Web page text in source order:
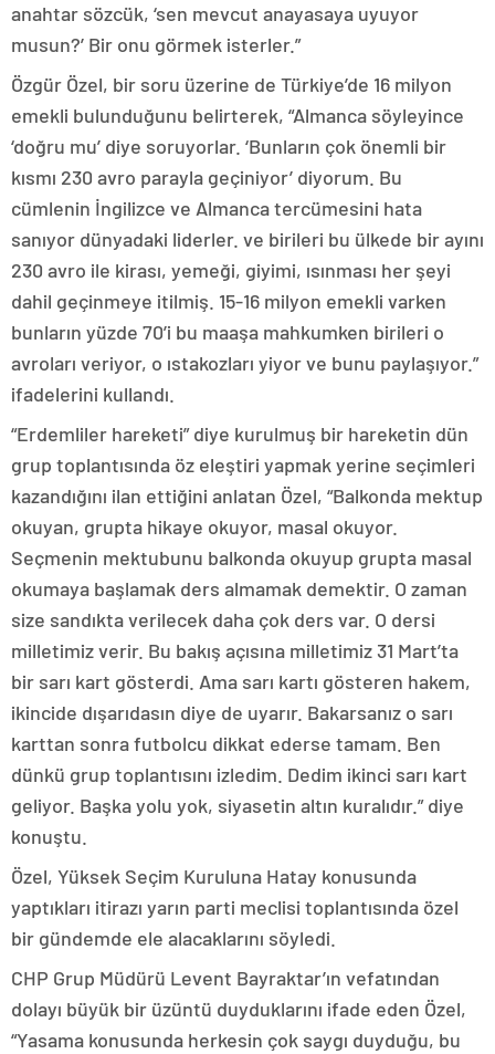
anahtar sözcük, ‘sen mevcut anayasaya uyuyor
musun?’ Bir onu görmek isterler.”
Özgür Özel, bir soru üzerine de Türkiye’de 16 milyon
emekli bulunduğunu belirterek, “Almanca söyleyince
‘doğru mu’ diye soruyorlar. ‘Bunların çok önemli bir
kısmı 230 avro parayla geçiniyor’ diyorum. Bu
cümlenin İngilizce ve Almanca tercümesini hata
sanıyor dünyadaki liderler. ve birileri bu ülkede bir ayını
230 avro ile kirası, yemeği, giyimi, ısınması her şeyi
dahil geçinmeye itilmiş. 15-16 milyon emekli varken
bunların yüzde 70’i bu maaşa mahkumken birileri o
avroları veriyor, o ıstakozları yiyor ve bunu paylaşıyor.”
ifadelerini kullandı.
“Erdemliler hareketi” diye kurulmuş bir hareketin dün
grup toplantısında öz eleştiri yapmak yerine seçimleri
kazandığını ilan ettiğini anlatan Özel, “Balkonda mektup
okuyan, grupta hikaye okuyor, masal okuyor.
Seçmenin mektubunu balkonda okuyup grupta masal
okumaya başlamak ders almamak demektir. O zaman
size sandıkta verilecek daha çok ders var. O dersi
milletimiz verir. Bu bakış açısına milletimiz 31 Mart’ta
bir sarı kart gösterdi. Ama sarı kartı gösteren hakem,
ikincide dışarıdasın diye de uyarır. Bakarsanız o sarı
karttan sonra futbolcu dikkat ederse tamam. Ben
dünkü grup toplantısını izledim. Dedim ikinci sarı kart
geliyor. Başka yolu yok, siyasetin altın kuralıdır.” diye
konuştu.
Özel, Yüksek Seçim Kuruluna Hatay konusunda
yaptıkları itirazı yarın parti meclisi toplantısında özel
bir gündemde ele alacaklarını söyledi.
CHP Grup Müdürü Levent Bayraktar’ın vefatından
dolayı büyük bir üzüntü duyduklarını ifade eden Özel,
“Yasama konusunda herkesin çok saygı duyduğu, bu